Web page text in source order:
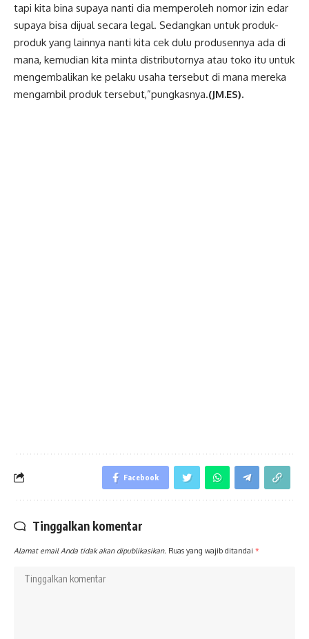
tapi kita bina supaya nanti dia memperoleh nomor izin edar
supaya bisa dijual secara legal. Sedangkan untuk produk-
produk yang lainnya nanti kita cek dulu produsennya ada di
mana, kemudian kita minta distributornya atau toko itu untuk
mengembalikan ke pelaku usaha tersebut di mana mereka
mengambil produk tersebut,”pungkasnya.(JM.ES).
Facebook
Tinggalkan komentar
Alamat email Anda tidak akan dipublikasikan. Ruas yang wajib ditandai *